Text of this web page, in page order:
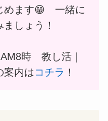
めます😁 一緒に
しょう！
時 教し活｜
案内は コチラ ！